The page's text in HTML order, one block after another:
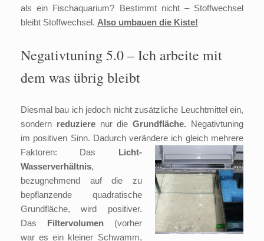
als ein Fischaquarium? Bestimmt nicht – Stoffwechsel
bleibt Stoffwechsel. Also umbauen die Kiste!
Negativtuning 5.0 – Ich arbeite mit
dem was übrig bleibt
Diesmal bau ich jedoch nicht zusätzliche Leuchtmittel ein,
sondern reduzierenur dieGrundfläche. Negativtuning
im positiven Sinn. Dadurch verändere ich gleich mehrere
Faktoren: Das Licht-
Wasserverhältnis,
bezugnehmend auf die zu
bepflanzende quadratische
Grundfläche, wird positiver.
Das Filtervolumen(vorher
war es ein kleiner Schwamm,